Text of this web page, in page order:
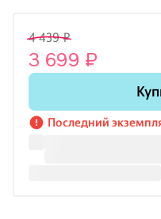
4 439 ₽
3 699 ₽
Последний